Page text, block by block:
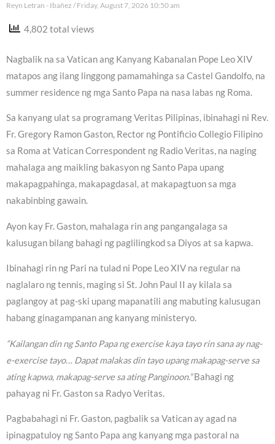
Reyn Letran - Ibañez Friday, August 7, 2026 10:50 am
4,802 total views
Nagbalik na sa Vatican ang Kanyang Kabanalan Pope Leo XIV
matapos ang ilang linggong pamamahinga sa Castel Gandolfo, na
summer residence ng mga Santo Papa na nasa labas ng Roma.
Sa kanyang ulat sa programang Veritas Pilipinas, ibinahagi ni Rev.
Fr. Gregory Ramon Gaston, Rector ng Pontificio Collegio Filipino
sa Roma at Vatican Correspondent ng Radio Veritas, na naging
mahalaga ang maikling bakasyon ng Santo Papa upang
makapagpahinga, makapagdasal, at makapagtuon sa mga
nakabinbing gawain.
Ayon kay Fr. Gaston, mahalaga rin ang pangangalaga sa
kalusugan bilang bahagi ng paglilingkod sa Diyos at sa kapwa.
Ibinahagi rin ng Pari na tulad ni Pope Leo XIV na regular na
naglalaro ng tennis, maging si St. John Paul II ay kilala sa
paglangoy at pag-ski upang mapanatili ang mabuting kalusugan
habang ginagampanan ang kanyang ministeryo.
“Kailangan din ng Santo Papa ng exercise kaya tayo rin sana ay nag-
e-exercise tayo… Dapat malakas din tayo upang makapag-serve sa
ating kapwa, makapag-serve sa ating Panginoon.”Bahagi ng
pahayag ni Fr. Gaston sa Radyo Veritas.
Pagbabahagi ni Fr. Gaston, pagbalik sa Vatican ay agad na
ipinagpatuloy ng Santo Papa ang kanyang mga pastoral na